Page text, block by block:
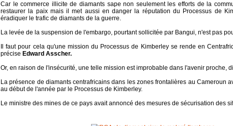
Car le commerce illicite de diamants sape non seulement les efforts de la
restaurer la paix mais il met aussi en danger la réputation du Processus de
éradiquer le trafic de diamants de la guerre.
La levée de la suspension de l'embargo, pourtant sollicitée par Bangui, n'est pas
Il faut pour cela qu'une mission du Processus de Kimberley se rende en
précise Edward Asscher.
Or, en raison de l'insécurité, une telle mission est improbable dans l'avenir proche,
La présence de diamants centrafricains dans les zones frontalières au Cameroun
au début de l'année par le Processus de Kimberley.
Le ministre des mines de ce pays avait annoncé des mesures de sécurisation des